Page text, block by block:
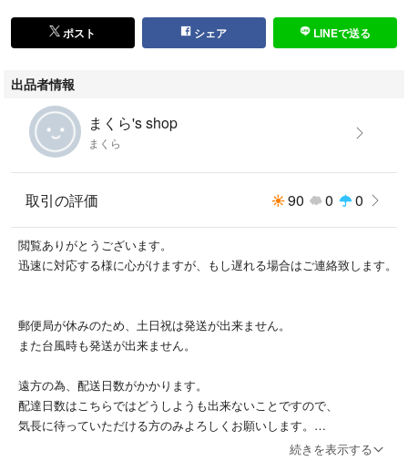
※評価に悪いが多い方はお取引お断り致します。
ポスト シェア LINEで送る
出品者情報
まくら's shop
まくら
取引の評価 90 0 0
閲覧ありがとうございます。
迅速に対応する様に心がけますが、もし遅れる場合はご連絡致します。
郵便局が休みのため、土日祝は発送が出来ません。
また台風時も発送が出来ません。
遠方の為、配送日数がかかります。
配達日数はこちらではどうしようも出来ないことですので、
気長に待っていただける方のみよろしくお願いします。
続きを表示する